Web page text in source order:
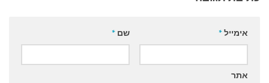
שם * אימייל*
אתר